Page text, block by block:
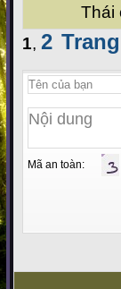
Thái
1, 2
Mã an toàn: